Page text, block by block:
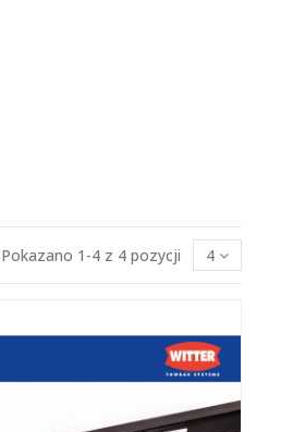
Pokazano 1-4 z 4 pozycji 4